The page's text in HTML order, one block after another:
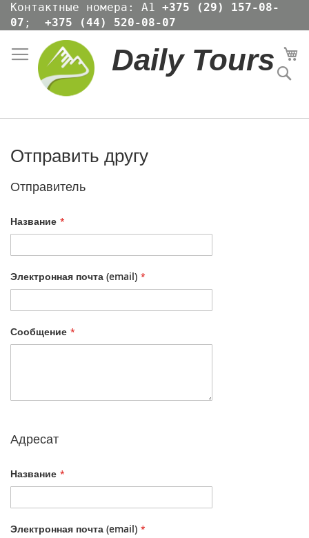
Skip
to
Content
Контактные номера: А1 +375 (29) 157-08-
07 ; +375 (44) 520-08-07
Daily Tours
Отправить другу
Отправитель
Название
Электронная почта (email)
Сообщение
Адресат
Название
Электронная почта (email)